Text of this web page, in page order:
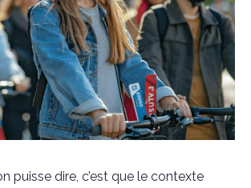
puisse dire, c’est que le contexte